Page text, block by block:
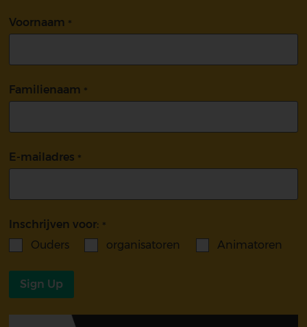
Voornaam
Familienaam
E-mailadres
Inschrijven voor:
Ouders
organisatoren Animatoren
Sign Up